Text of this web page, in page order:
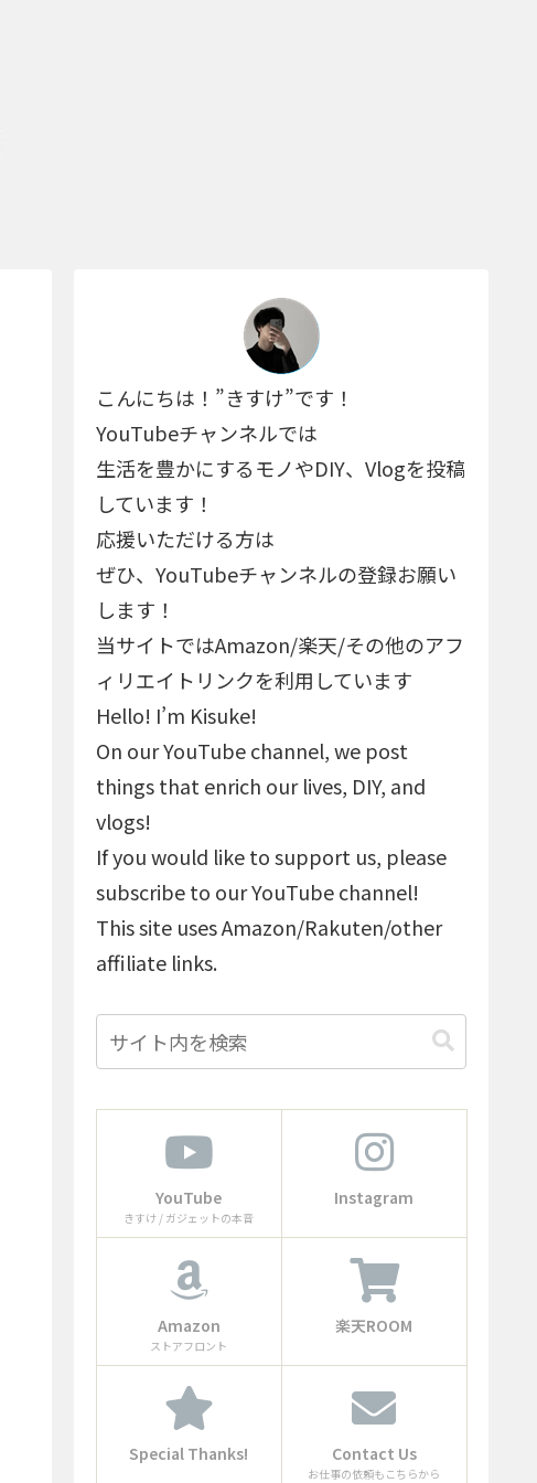
こんにちは！”きすけ”です！
YouTubeチャンネルでは
生活を豊かにするモノやDIY、Vlogを投稿
しています！
応援いただける方は
ぜひ、YouTubeチャンネルの登録お願い
します！
当サイトではAmazon/楽天/その他のアフ
ィリエイトリンクを利用しています
Hello! I’m Kisuke!
On our YouTube channel, we post
things that enrich our lives, DIY, and
vlogs!
If you would like to support us, please
subscribe to our YouTube channel!
This site uses Amazon/Rakuten/other
affiliate links.
YouTube
きすけ / ガジェットの本音
Instagram
Amazon
ストアフロント
楽天ROOM
Special Thanks! Contact Us
お仕事の依頼もこちらから